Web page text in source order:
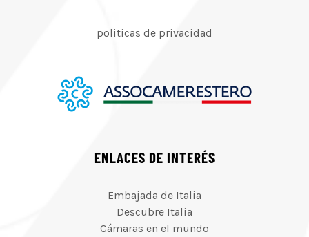
politicas de privacidad
ENLACES DE INTERÉS
Embajada de Italia
Descubre Italia
Cámaras en el mundo